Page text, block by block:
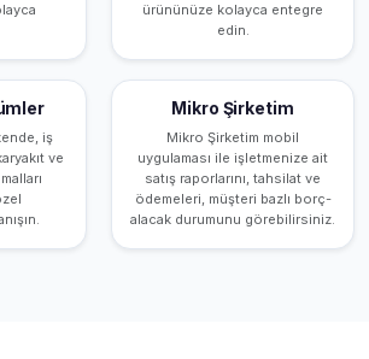
ürününüze kolayca entegre
edin.
iş
ve
Mikro Şirketim
Mikro Şirketim mobil
uygulaması ile işletmenize ait
satış raporlarını, tahsilat ve
ödemeleri, müşteri bazlı borç-
alacak durumunu görebilirsiniz.